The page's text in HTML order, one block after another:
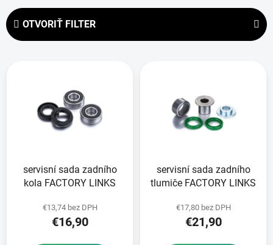
e
n
OTVORIŤ FILTER
servisní sada zadního
kola FACTORY LINKS
€13,74 bez DPH
€16,90
servisní sada zadního
tlumiče FACTORY LINKS
€17,80 bez DPH
€21,90